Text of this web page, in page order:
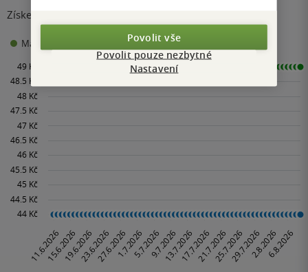
Získejte přehled o vývoji ceny za posledních 60 dní.
Maloobchodní cena Minimální prodejní cena:
Povolit vše
Povolit pouze nezbytné
Nastavení